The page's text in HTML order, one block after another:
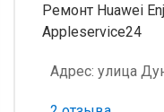
Ремонт Huawei
Appleservice24
Адрес: улица